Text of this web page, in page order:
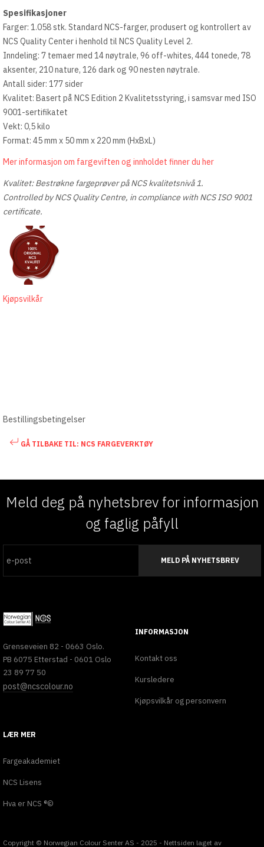
Spesifikasjoner
Farger: 1.058 stk. Standard NCS-farger, produsert og kontrollert av
NCS Quality Center i henhold til NCS Quality Level 2.
Inndeling: 7 temaer med 14 nøytrale, 96 off-whites, 444 tonede, 78
aksenter, 210 nature, 126 dark og 90 nesten nøytrale.
Antall sider: 177 sider
Kvalitet: Basert på NCS Edition 2 Kvalitetsstyring, i samsvar med ISO
9001-sertifikatet
Vekt: 0,5 kilo
Format: 45 mm x 50 mm x 220 mm (HxBxL)
Mer informasjon om fargeviften og innholdet finner du her
Kvalitet: Bestrøkne fargeprøver på NCS kvalitetsnivå 1.
Controlled by NCS Quality Centre, in compliance with NCS ISO 9001
certificate.
Kjøpsvilkår
Bestillingsbetingelser
GÅ TILBAKE TIL: NCS FARGEVERKTØY
Meld deg på nyhetsbrev for informasjon
og faglig påfyll
MELD PÅ NYHETSBREV
Grenseveien 82 - 0663 Oslo.
PB 6075 Etterstad - 0601 Oslo
23 89 77 50
post@ncscolour.no
INFORMASJON
Kontakt oss
Kursledere
Kjøpsvilkår og personvern
LÆR MER
Fargeakademiet
NCS Lisens
Hva er NCS ®©
Copyright © Norwegian Colour Senter AS - 2025 - Nettsiden laget av